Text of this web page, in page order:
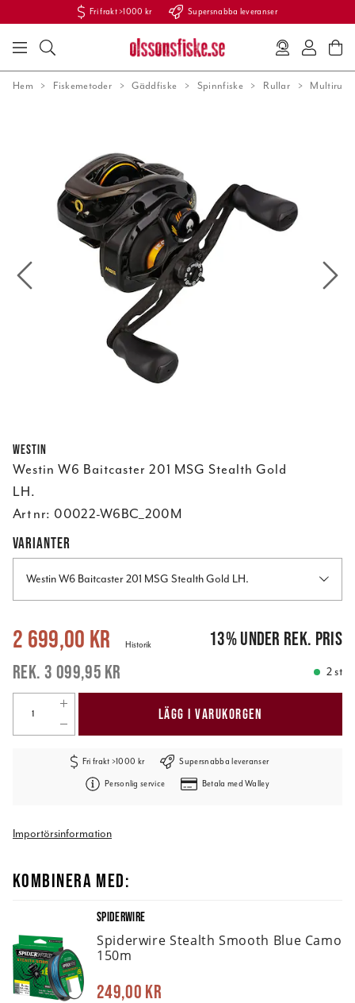
Fri frakt >1000 kr Supersnabba leveranser
Hem Fiskemetoder Gäddfiske Spinnfiske Rullar
Westin
Westin W6 Baitcaster 201 MSG Stealth Gold
LH.
Art nr: 00022-W6BC_200M
VARIANTER
Westin W6 Baitcaster 201 MSG Stealth Gold LH.
Nuvarande pris: 2 699,00 kr 3 099,95 kr
2 699,00 kr
3 099,95 kr
Historik 13%under rek. pris
2 st
LÄGG I VARUKORGEN
Fri frakt >1000 kr Supersnabba leveranser
Personlig service Betala med Walley
Importörsinformation
KOMBINERA MED:
SPIDERWIRE
Spiderwire Stealth Smooth Blue Camo
150m
249,00 kr